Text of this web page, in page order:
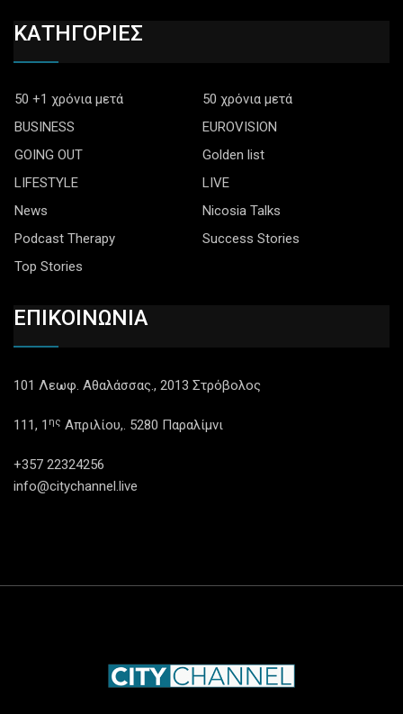
ΚΑΤΗΓΟΡΙΕΣ
50 +1 χρόνια μετά
50 χρόνια μετά
BUSINESS
EUROVISION
GOING OUT
Golden list
LIFESTYLE
LIVE
News
Nicosia Talks
Podcast Therapy
Success Stories
Top Stories
ΕΠΙΚΟΙΝΩΝΙΑ
101 Λεωφ. Αθαλάσσας., 2013 Στρόβολος
111, 1 ης Απριλίου,. 5280 Παραλίμνι
+357 22324256
info@citychannel.live